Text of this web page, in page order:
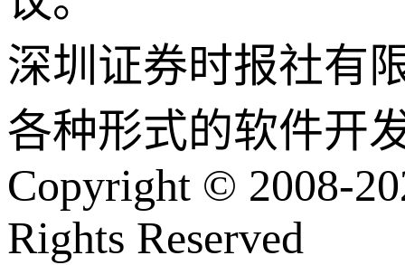
深圳证券时报社有
各种形式的软件开
Copyright © 2008-
Rights Reserved